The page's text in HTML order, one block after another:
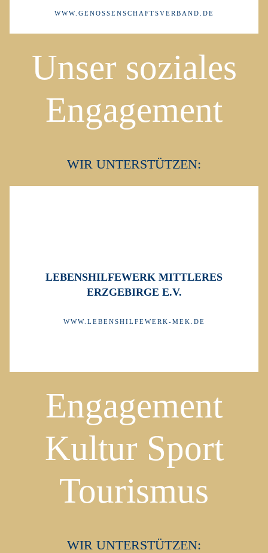
WWW.GENOSSENSCHAFTSVERBAND.DE
Unser soziales
Engagement
WIR UNTERSTÜTZEN:
LEBENSHILFEWERK MITTLERES
ERZGEBIRGE E.V.
WWW.LEBENSHILFEWERK-MEK.DE
Engagement
Kultur Sport
Tourismus
WIR UNTERSTÜTZEN: